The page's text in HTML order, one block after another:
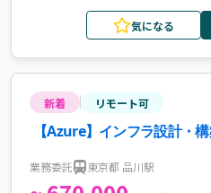
気になる
新着 リモート可
【Azure】インフラ設計・
業務委託 東京都 品川駅